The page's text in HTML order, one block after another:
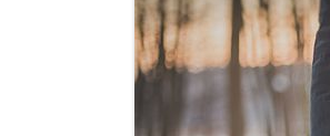
DEPRESSIONEN
MEDIATION
ALLEINERZIEHENDE